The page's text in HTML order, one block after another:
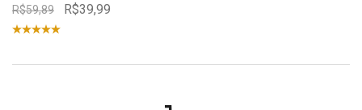
R$59,89 R$39,99